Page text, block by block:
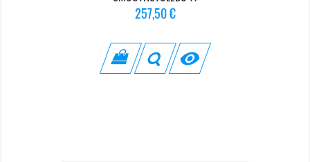
Prix
257,50 €
